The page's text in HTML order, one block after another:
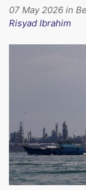
07 May 2026 in
Risyad Ibrahim